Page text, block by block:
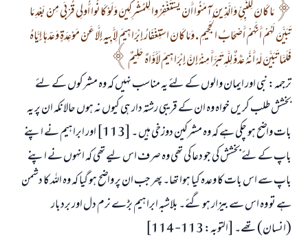
مَا كَانَ لِلنَّبِيِّ وَالَّذِينَ آمَنُوا أَنْ يَسْتَغْفِرُوا لِلْمُشْرِكِينَ وَلَوْ كَانُوا أُولِي قُرْبَى مِنْ بَعْدِ مَا
تَبَيَّنَ لَهُمْ أَنَّهُمْ أَصْحَابُ الْجَحِيمِ . وَمَا كَانَ اسْتِغْفَارُ إِبْرَاهِيمَ لِأَبِيهِ إِلَّا عَنْ مَوْعِدَةٍ وَعَدَهَا إِيَّاهُ
فَلَمَّا تَبَيَّنَ لَهُ أَنَّهُ عَدُوٌّ لِلَّهِ تَبَرَّأَ مِنْهُ إِنَّ إِبْرَاهِيمَ لَأَوَّاهٌ حَلِيمٌ
ترجمہ: نبی اور ایمان والوں کے لئے یہ مناسب نہیں کہ وہ مشرکوں کے لئے
بخشش طلب کریں خواہ وہ ان کے قریبی رشتہ دار ہی کیوں نہ ہوں حالانکہ ان پر یہ
بات واضح ہو چکی ہے کہ وہ مشرکین دوزخی ہیں ۔ [113] اور ابراہیم نے اپنے
باپ کے لئے بخشش کی جو دعا کی تھی وہ صرف اس لیے تھی کہ انہوں نے اپنے
باپ سے اس بات کا وعدہ کیا ہوا تھا۔ پھر جب ان پر واضح ہو گیا کہ وہ اللہ کا دشمن
ہے تو وہ اس سے بیزار ہو گئے۔ بلاشبہ ابراہیم بڑے نرم دل اور بردبار
(انسان) تھے۔ [التوبہ: 113- 114]